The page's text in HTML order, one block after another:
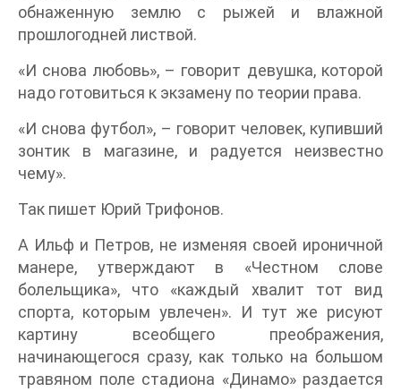
обнаженную землю с рыжей и влажной
прошлогодней листвой.
«И снова любовь», – говорит девушка, которой
надо готовиться к экзамену по теории права.
«И снова футбол», – говорит человек, купивший
зонтик в магазине, и радуется неизвестно
чему».
Так пишет Юрий Трифонов.
А Ильф и Петров, не изменяя своей ироничной
манере, утверждают в «Честном слове
болельщика», что «каждый хвалит тот вид
спорта, которым увлечен». И тут же рисуют
картину всеобщего преображения,
начинающегося сразу, как только на большом
травяном поле стадиона «Динамо» раздается